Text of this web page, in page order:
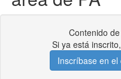
Contenido
Si ya está inscrito,
Inscríbase en